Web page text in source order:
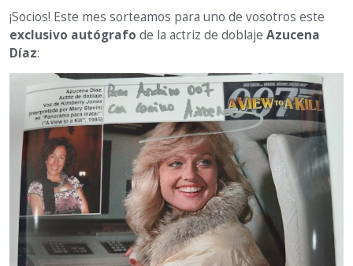
¡Socios! Este mes sorteamos para uno de vosotros este
exclusivo autógrafo de la actriz de doblaje Azucena
Díaz: